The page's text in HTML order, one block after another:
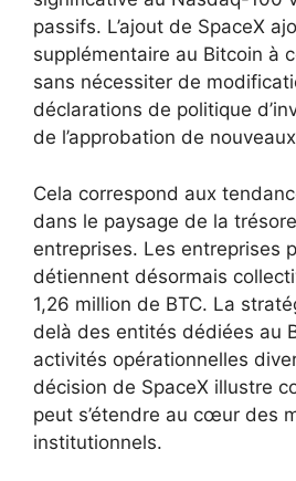
passifs. L’ajout de SpaceX
supplémentaire au Bitcoin à
sans nécessiter de
déclarations de politique
de l’approbation de
Cela correspond aux
dans le paysage de la
entreprises. Les entreprises
détiennent désormais
1,26 million de BTC. La
delà des entités dédiées au
activités opérationnelles
décision de SpaceX illustre
peut s’étendre au cœur des
institutionnels.